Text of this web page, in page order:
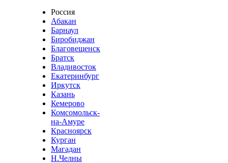
Россия
Абакан
Барнаул
Биробиджан
Благовещенск
Братск
Владивосток
Екатеринбург
Иркутск
Казань
Кемерово
Комсомольск-
на-Амуре
Красноярск
Курган
Магадан
Н.Челны